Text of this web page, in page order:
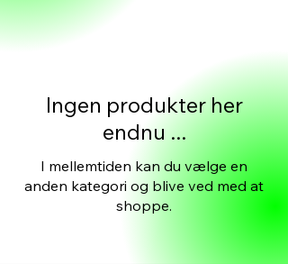
Ingen produkter her
endnu ...
I mellemtiden kan du vælge en
anden kategori og blive ved med at
shoppe.